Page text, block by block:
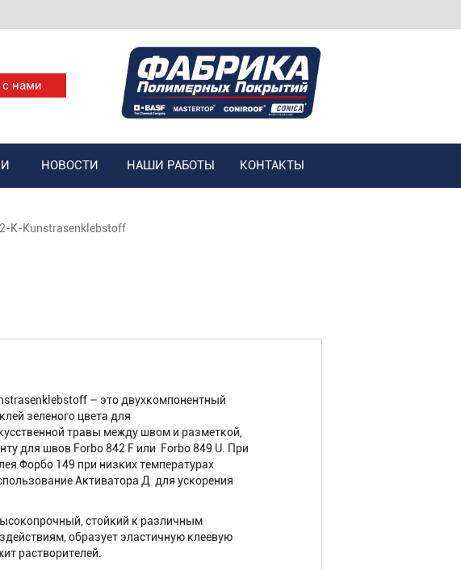
с нами
НОВОСТИ НАШИ РАБОТЫ КОНТАКТЫ
K-Kunstrasenklebstoff
– это двухкомпонентный
зеленого цвета для
травы между швом и разметкой,
для швов Forbo 842 F или Forbo 849 U. При
Форбо 149 при низких температурах
Активатора Д для ускорения
стойкий к различным
образует эластичную клеевую
растворителей.